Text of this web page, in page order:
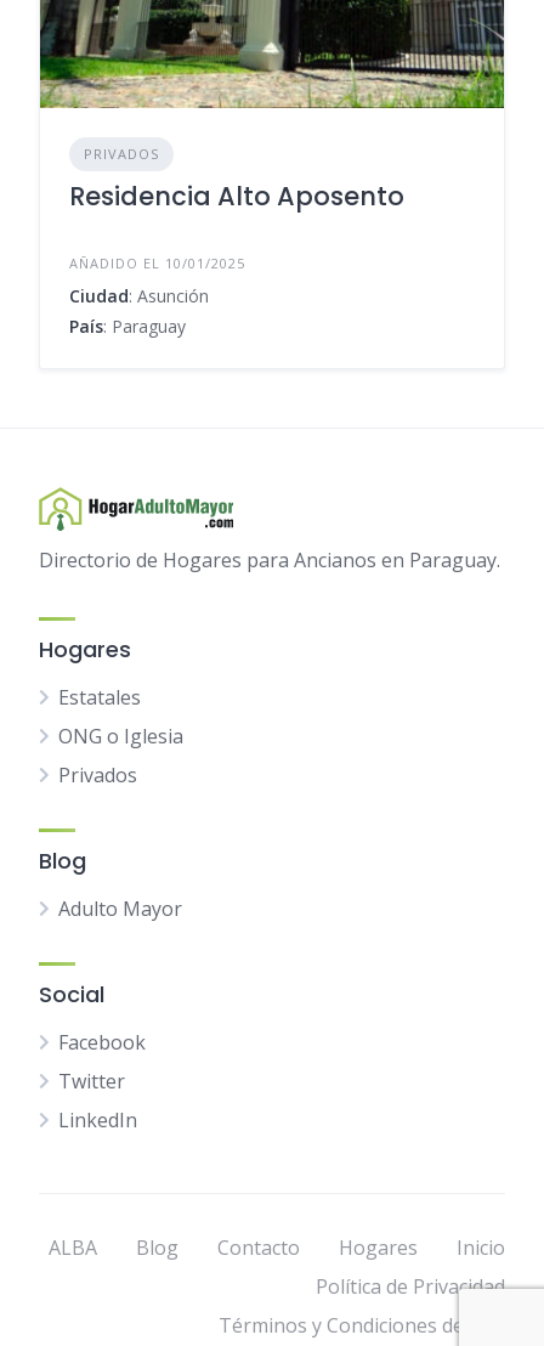
PRIVADOS
Residencia Alto Aposento
AÑADIDO EL 10/01/2025
Ciudad: Asunción
País: Paraguay
Directorio de Hogares para Ancianos en Paraguay.
Hogares
Estatales
ONG o Iglesia
Privados
Blog
Adulto Mayor
Social
Facebook
Twitter
LinkedIn
ALBA Blog Contacto Hogares
Inicio
Política de Privacidad
Términos y Condiciones de Uso